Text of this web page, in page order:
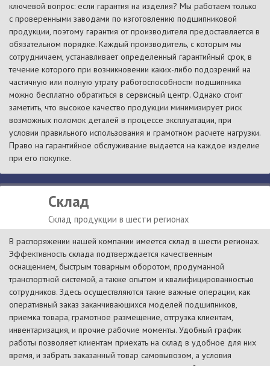
ключевой вопрос: если гарантия на изделия? Мы работаем только
с проверенными заводами по изготовлению подшипниковой
продукции, поэтому гарантия от производителя предоставляется в
обязательном порядке. Каждый производитель, с которым мы
сотрудничаем, устанавливает определенный гарантийный срок, в
течение которого при возникновении каких-либо подозрений на
частичную или полную утрату работоспособности подшипника
можно бесплатно обратиться в сервисный центр. Однако стоит
заметить, что высокое качество продукции минимизирует риск
возможных поломок деталей в процессе эксплуатации, при
условии правильного использования и грамотном расчете нагрузки.
Право на гарантийное обслуживание выдается на каждое изделие
при его покупке.
Склад
Склад продукции в шести регионах
В распоряжении нашей компании имеется склад в шести регионах.
Эффективность склада подтверждается качественным
оснащением, быстрым товарным оборотом, продуманной
транспортной системой, а также опытом и квалифицированностью
сотрудников. Здесь осуществляются такие важные операции, как
оперативный заказ заканчивающихся моделей подшипников,
приемка товара, грамотное размещение, отгрузка клиентам,
инвентаризация, и прочие рабочие моменты. Удобный график
работы позволяет клиентам приехать на склад в удобное для них
время, и забрать заказанный товар самовывозом, а условия